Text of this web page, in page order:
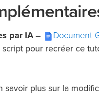
par IA – Document
pour recréer ce
plus sur la